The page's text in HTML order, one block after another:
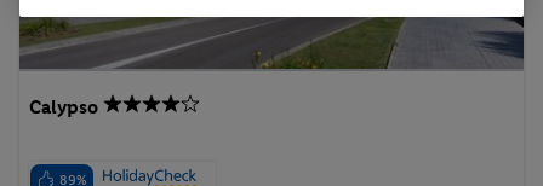
Calypso
89%